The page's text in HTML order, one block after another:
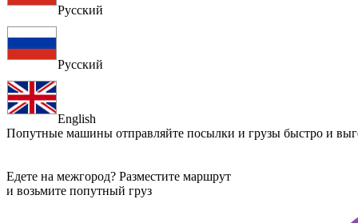
Русский
Русский
English
Попутные машины отправляйте посылки и грузы быстро и
Едете на межгород? Разместите маршрут
и возьмите попутный груз